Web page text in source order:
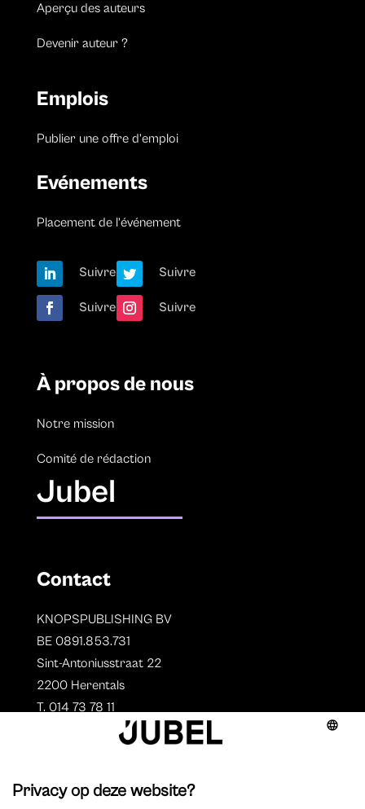
Aperçu des auteurs
Devenir auteur ?
Emplois
Publier une offre d’emploi
Evénements
Placement de l’événement
Suivre Suivre
Suivre Suivre
À propos de nous
Notre mission
Comité de rédaction
Jubel
Contact
KNOPSPUBLISHING BV
BE 0891.853.731
Sint-Antoniusstraat 22
2200 Herentals
T. 014 73 78 11
Aperçu des auteurs